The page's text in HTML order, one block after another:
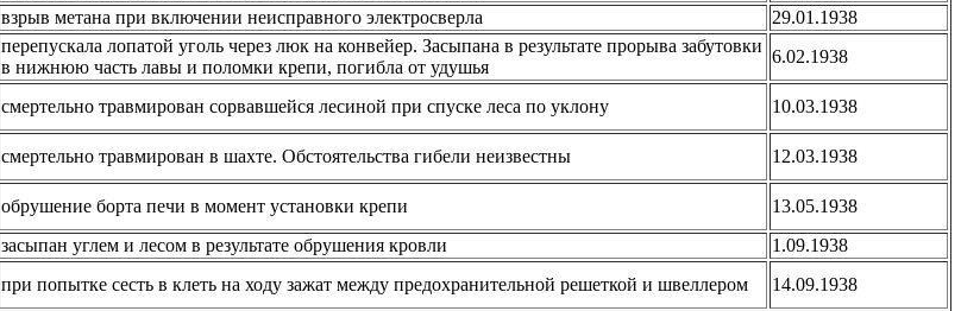
взрыв метана при включении неисправного электросверла
29.01.1938
перепускала лопатой уголь через люк на конвейер. Засыпана в результате прорыва забутовки
в нижнюю часть лавы и поломки крепи, погибла от удушья
6.02.1938
смертельно травмирован сорвавшейся лесиной при спуске леса по уклону
10.03.1938
смертельно травмирован в шахте. Обстоятельства гибели неизвестны
12.03.1938
обрушение борта печи в момент установки крепи
13.05.1938
засыпан углем и лесом в результате обрушения кровли
1.09.1938
при попытке сесть в клеть на ходу зажат между предохранительной решеткой и швеллером
14.09.1938